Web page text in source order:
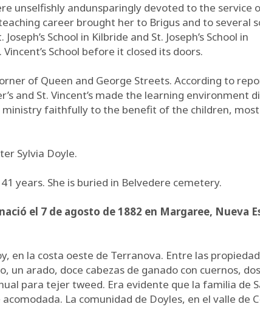
unselfishly andunsparingly devoted to the service
career brought her to Brigus and to several
School in Kilbride and St. Joseph’s School in
School before it closed its doors.
of Queen and George Streets. According to
and St. Vincent’s made the learning
faithfully to the benefit of the children,
Sylvia Doyle.
years. She is buried in Belvedere cemetery.
el 7 de agosto de 1882 en Margaree, Nueva
en la costa oeste de Terranova. Entre las
arado, doce cabezas de ganado con cuernos,
para tejer tweed. Era evidente que la familia de
La comunidad de Doyles, en el valle de